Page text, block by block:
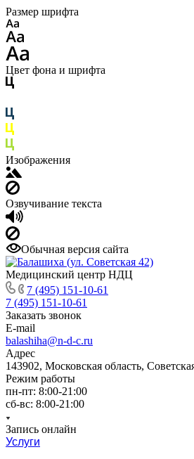
Размер шрифта
Цвет фона и шрифта
Изображения
Озвучивание текста
Обычная версия сайта
Медицинский центр НДЦ
7 (495) 151-10-61
7 (495) 151-10-61
Заказать звонок
E-mail
balashiha@n-d-c.ru
Адрес
143902, Московская область,
Режим работы
пн-пт: 8:00-21:00
сб-вс: 8:00-21:00
Запись онлайн
Услуги